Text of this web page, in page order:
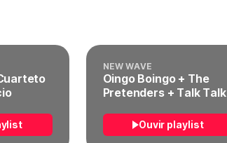
NEW WAVE
Oingo Boingo + The
Pretenders + Talk Talk
Ouvir playlist